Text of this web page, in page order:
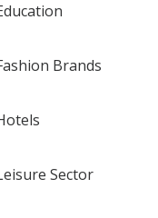
Brands
Sector